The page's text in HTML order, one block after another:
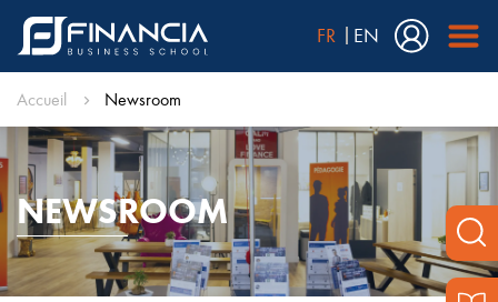
FR EN
Accueil Newsroom
NEWSROOM